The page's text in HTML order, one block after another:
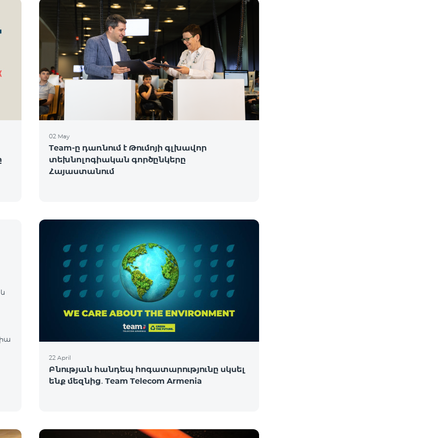
02 May
Team-ը դառնում է Թումոյի գլխավոր
տեխնոլոգիական գործընկերը
Հայաստանում
22 April
Բնության հանդեպ հոգատարությունը սկսել
ենք մեզնից․ Team Telecom Armenia